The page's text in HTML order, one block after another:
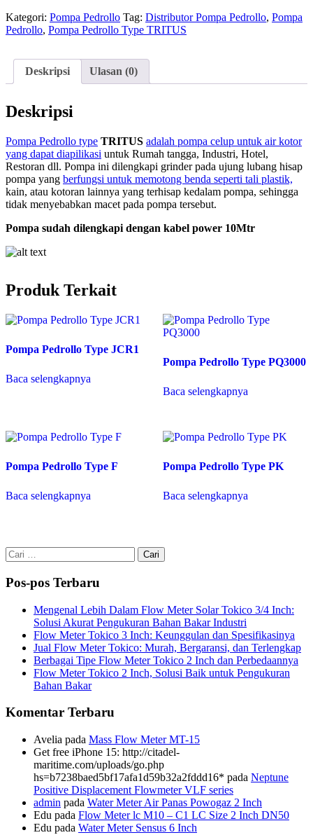
Kategori: Pompa Pedrollo Tag: Distributor Pompa Pedrollo, Pompa
Pedrollo, Pompa Pedrollo Type TRITUS
Deskripsi Ulasan (0)
Deskripsi
Pompa Pedrollo type TRITUS adalah pompa celup untuk air kotor
yang dapat diapilikasi untuk Rumah tangga, Industri, Hotel,
Restoran dll. Pompa ini dilengkapi grinder pada ujung lubang hisap
pompa yang berfungsi untuk memotong benda seperti tali plastik,
kain, atau kotoran lainnya yang terhisap kedalam pompa, sehingga
tidak menyebabkan macet pada pompa tersebut.
Pompa sudah dilengkapi dengan kabel power 10Mtr
Produk Terkait
Pompa Pedrollo Type JCR1
Baca selengkapnya
Pompa Pedrollo Type PQ3000
Baca selengkapnya
Pompa Pedrollo Type F
Baca selengkapnya
Pompa Pedrollo Type PK
Baca selengkapnya
Cari
untuk:
Pos-pos Terbaru
Mengenal Lebih Dalam Flow Meter Solar Tokico 3/4 Inch:
Solusi Akurat Pengukuran Bahan Bakar Industri
Flow Meter Tokico 3 Inch: Keunggulan dan Spesifikasinya
Jual Flow Meter Tokico: Murah, Bergaransi, dan Terlengkap
Berbagai Tipe Flow Meter Tokico 2 Inch dan Perbedaannya
Flow Meter Tokico 2 Inch, Solusi Baik untuk Pengukuran
Bahan Bakar
Komentar Terbaru
Avelia pada Mass Flow Meter MT-15
Get free iPhone 15: http://citadel-
maritime.com/uploads/go.php
hs=b7238baed5bf17afa1d59b32a2fddd16* pada Neptune
Positive Displacement Flowmeter VLF series
admin pada Water Meter Air Panas Powogaz 2 Inch
Edu pada Flow Meter lc M10 – C1 LC Size 2 Inch DN50
Edu pada Water Meter Sensus 6 Inch